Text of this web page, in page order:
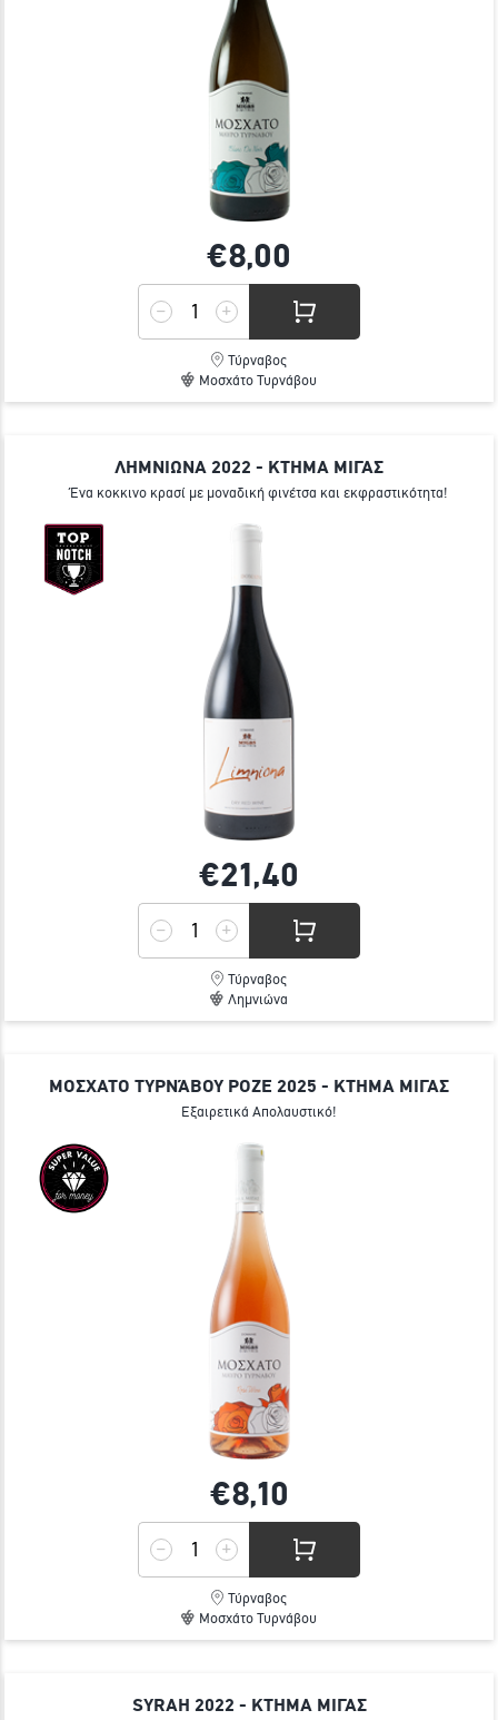
€8,00
Τύρναβος
Μοσχάτο Τυρνάβου
ΛΗΜΝΙΩΝΑ 2022 - ΚΤΗΜΑ ΜΙΓΑΣ
Ένα κοκκινο κρασί με μοναδική φινέτσα και εκφραστικότητα!
€21,40
Τύρναβος
Λημνιώνα
ΜΟΣΧΑΤΟ ΤΥΡΝΆΒΟΥ ΡΟΖΕ 2025 - ΚΤΗΜΑ ΜΙΓΑΣ
Εξαιρετικά Απολαυστικό!
€8,10
Τύρναβος
Μοσχάτο Τυρνάβου
SYRAH 2022 - ΚΤΗΜΑ ΜΙΓΑΣ